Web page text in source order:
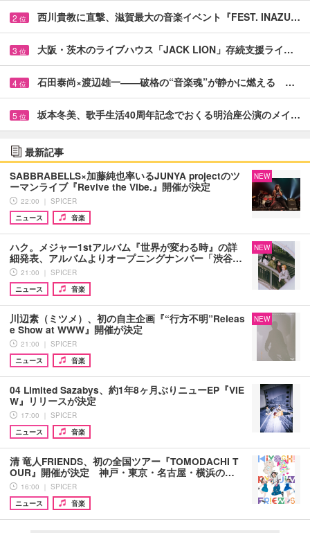
2 位 西川貴教に直撃、滋賀最大の音楽イベント『FEST. INAZU…
3 位 大阪・茨木のライブハウス「JACK LION」存続支援ライ…
4 位 石田泰尚×渡辺雄一――破格の“音楽魂”が静かに燃える …
5 位 坂本冬美、歌手生活40周年記念でおくる明治座公演のメイ…
最新記事
SABBRABELLS×加藤純也率いるJUNYA projectのツ
ーマンライブ『Revive the Vibe.』開催が決定
22:00 ｜ SPICER
ニュース
音楽
NEW
ハク。メジャー1stアルバム『世界が変わる時』の詳
細発表、アルバムよりオープニングナンバー「渋谷…
21:00 ｜ SPICER
ニュース
音楽
NEW
川辺素（ミツメ）、初の自主企画『“行方不明”Releas
e Show at WWW』開催が決定
21:00 ｜ SPICER
ニュース
音楽
NEW
04 Limited Sazabys、約1年8ヶ月ぶりニューEP『VIE
W』リリースが決定
17:00 ｜ SPICER
ニュース
音楽
清 竜人FRIENDS、初の全国ツアー『TOMODACHI T
OUR』開催が決定 神戸・東京・名古屋・横浜の…
16:00 ｜ SPICER
ニュース
音楽